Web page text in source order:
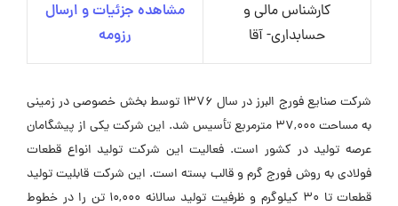
کارشناس مالی و
حسابداری- آقا
مشاهده جزئیات و ارسال
رزومه
شرکت صنایع فورج البرز در سال 1376 توسط بخش خصوصی در زمینی
به مساحت 37,000 مترمربع تأسیس شد. این شرکت یکی از پیشگامان
عرصه تولید در کشور است. فعالیت این شرکت تولید انواع قطعات
فولادی به روش فورج گرم و قالب بسته است. این شرکت قابلیت تولید
قطعات تا 30 کیلوگرم و ظرفیت تولید سالانه 10,000 تن را در خطوط